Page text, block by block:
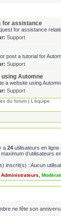
for assistance
for assistance
Support
post a tutorial for
Support
using Automne
a website using
Support
du forum | L’équipe
a 24 utilisateurs en
d’utilisateurs
inscrit(s) : Aucun
Administrateurs
ne fête son